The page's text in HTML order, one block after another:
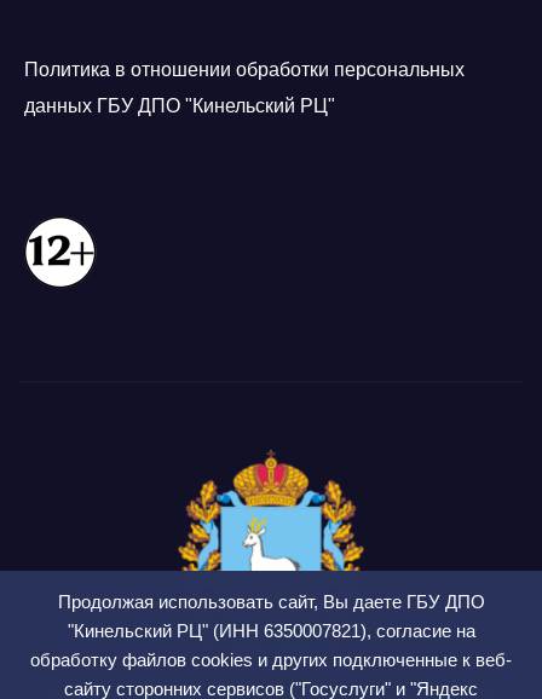
Продолжая использовать сайт, Вы даете ГБУ ДПО
"Кинельский РЦ" (ИНН 6350007821), согласие на
обработку файлов cookies и других подключенные к веб-
сайту сторонних сервисов ("Госуслуги" и "Яндекс
Политика в отношении обработки персональных
данных ГБУ ДПО "Кинельский РЦ"